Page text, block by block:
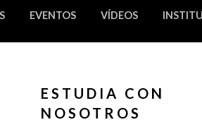
EVENTOS VÍDEOS
ESTUDIA CON
NOSOTROS